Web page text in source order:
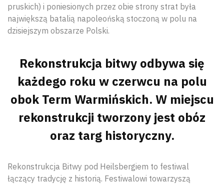
pruskich) i poniesionych przez obie strony strat była
największą batalią napoleońską stoczoną w polu na
dzisiejszym obszarze Polski.
Rekonstrukcja bitwy odbywa się
każdego roku w czerwcu na polu
obok Term Warmińskich. W miejscu
rekonstrukcji tworzony jest obóz
oraz targ historyczny.
Rekonstrukcja Bitwy pod Heilsbergiem to festiwal
łączący tradycję z historią. Festiwalowi towarzyszą